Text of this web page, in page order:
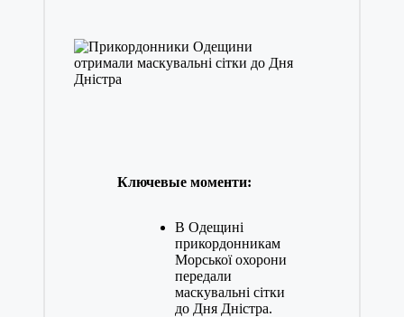
Ключевые моменти:
В Одещині
прикордонникам
Морської охорони
передали
маскувальні сітки
до Дня Дністра.